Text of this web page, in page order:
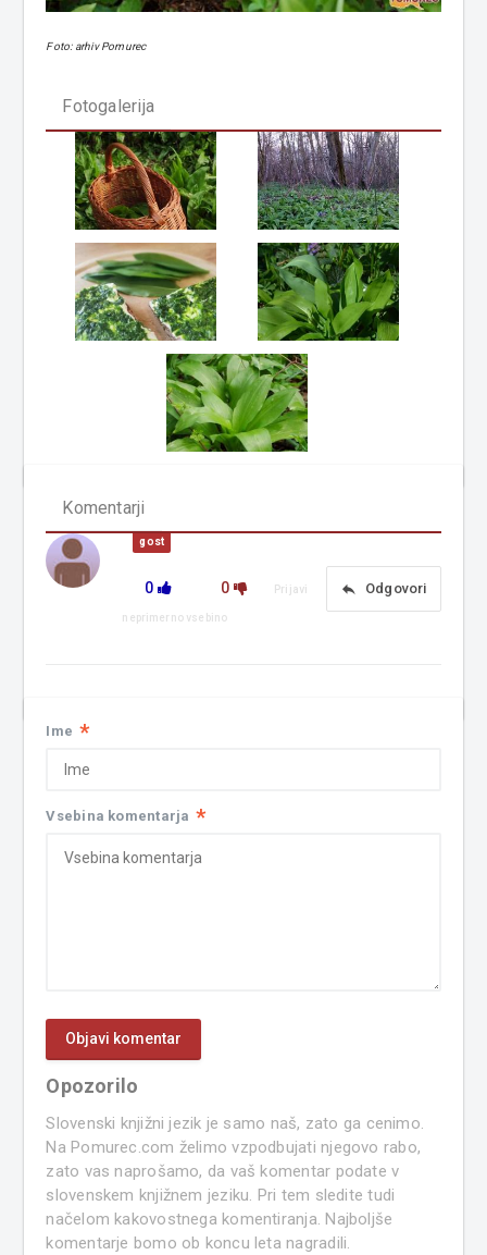
Foto: arhiv Pomurec
Fotogalerija
Komentarji
gost
0 0 reply Odgovori
Prijavi
neprimerno vsebino
Ime *
Vsebina komentarja *
Opozorilo
Slovenski knjižni jezik je samo naš, zato ga cenimo.
Na Pomurec.com želimo vzpodbujati njegovo rabo,
zato vas naprošamo, da vaš komentar podate v
slovenskem knjižnem jeziku. Pri tem sledite tudi
načelom kakovostnega komentiranja. Najboljše
komentarje bomo ob koncu leta nagradili.